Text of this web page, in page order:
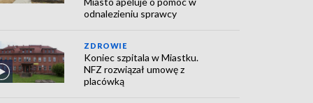
odnalezieniu sprawcy
ZDROWIE
Koniec szpitala w Miastku.
NFZ rozwiązał umowę z
placówką